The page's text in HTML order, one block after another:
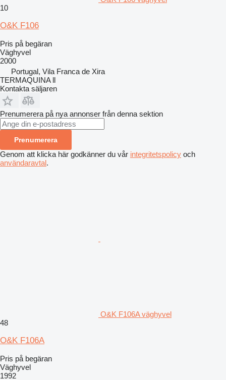
10
O&K F106
Pris på begäran
Väghyvel
2000
Portugal, Vila Franca de Xira
TERMAQUINA ll
Kontakta säljaren
Prenumerera på nya annonser från denna sektion
Prenumerera
Genom att klicka här godkänner du vår integritetspolicy och
användaravtal.
O&K F106A väghyvel
48
O&K F106A
Pris på begäran
Väghyvel
1992